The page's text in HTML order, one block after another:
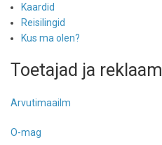
Kaardid
Reisilingid
Kus ma olen?
Toetajad ja reklaam
Arvutimaailm
O-mag